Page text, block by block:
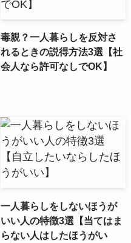
毒親？一人暮らしを反対さ
れるときの説得方法3選【社
会人なら許可なしでOK】
一人暮らしをしないほうが
いい人の特徴3選【当てはま
らない人はしたほうがい